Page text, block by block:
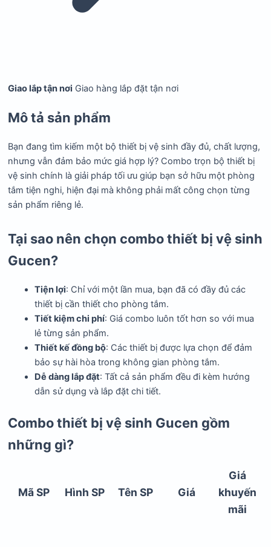
Giao lắp tận nơi Giao hàng lắp đặt tận nơi
Mô tả sản phẩm
Bạn đang tìm kiếm một bộ thiết bị vệ sinh đầy đủ, chất lượng,
nhưng vẫn đảm bảo mức giá hợp lý? Combo trọn bộ thiết bị
vệ sinh chính là giải pháp tối ưu giúp bạn sở hữu một phòng
tắm tiện nghi, hiện đại mà không phải mất công chọn từng
sản phẩm riêng lẻ.
Tại sao nên chọn combo thiết bị vệ sinh
Gucen?
Tiện lợi: Chỉ với một lần mua, bạn đã có đầy đủ các
thiết bị cần thiết cho phòng tắm.
Tiết kiệm chi phí: Giá combo luôn tốt hơn so với mua
lẻ từng sản phẩm.
Thiết kế đồng bộ: Các thiết bị được lựa chọn để đảm
bảo sự hài hòa trong không gian phòng tắm.
Dễ dàng lắp đặt: Tất cả sản phẩm đều đi kèm hướng
dẫn sử dụng và lắp đặt chi tiết.
Combo thiết bị vệ sinh Gucen gồm
những gì?
Mã SP Hình SP Tên SP Giá
Giá
khuyến
mãi